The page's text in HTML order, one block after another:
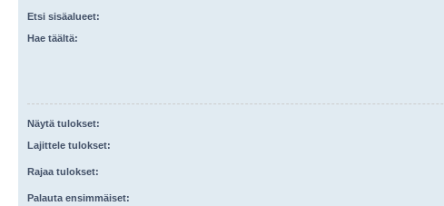
Etsi sisäalueet:
Hae täältä:
Näytä tulokset:
Lajittele tulokset:
Rajaa tulokset:
Palauta ensimmäiset: